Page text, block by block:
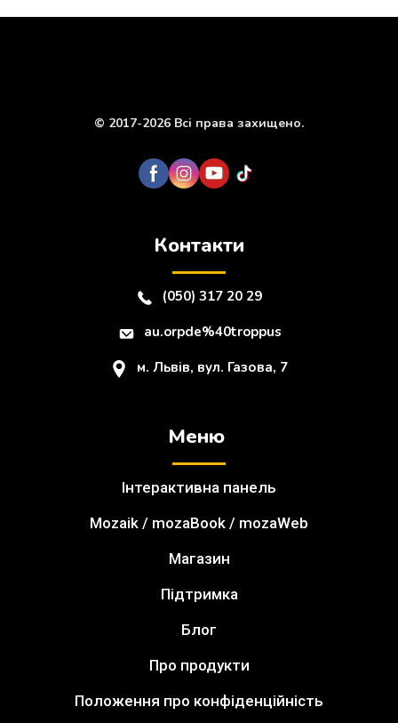
© 2017-2026 Всі права захищено.
Контакти
(050) 317 20 29
au.orpde%40troppus
м. Львів, вул. Газова, 7
Меню
Інтерактивна панель
Mozaik / mozaBook / mozaWeb
Магазин
Підтримка
Блог
Про продукти
Положення про конфіденційність